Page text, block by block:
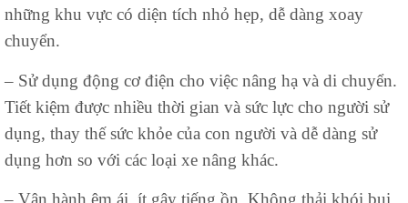
những khu vực có diện tích nhỏ hẹp, dễ dàng xoay
chuyển.
– Sử dụng động cơ điện cho việc nâng hạ và di chuyển.
Tiết kiệm được nhiều thời gian và sức lực cho người sử
dụng, thay thế sức khỏe của con người và dễ dàng sử
dụng hơn so với các loại xe nâng khác.
– Vận hành êm ái, ít gây tiếng ồn. Không thải khói bụi